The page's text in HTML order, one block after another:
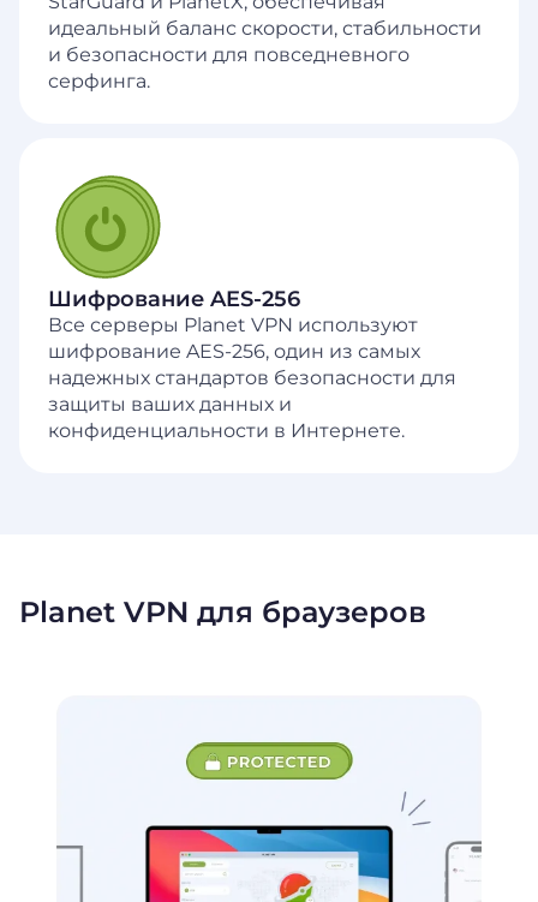
идеальный баланс скорости, стабильности
и безопасности для повседневного
серфинга.
Шифрование AES-256
Все серверы Planet VPN используют
шифрование AES-256, один из самых
надежных стандартов безопасности для
защиты ваших данных и
конфиденциальности в Интернете.
Planet VPN для браузеров